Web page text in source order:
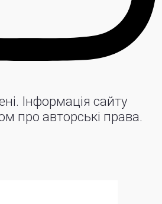
Інформація сайту
про авторські права.